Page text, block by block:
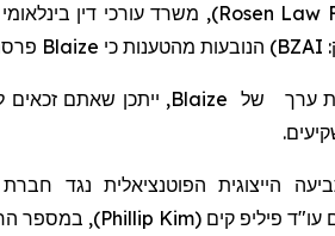
Rosen Law), משרד עורכי דין בינלאומי
BZAI
) הנובעות מהטענות כי Blaize
ערך של Blaize, ייתכן שאתם זכאים
הייצוגית הפוטנציאלית נגד חברת
עו"ד פיליפ קים (Phillip Kim), במספר החינמי 866-767-